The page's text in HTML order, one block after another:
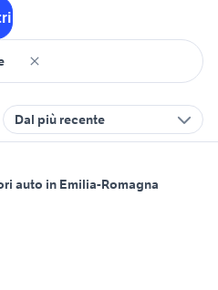
Dal più recente
auto in Emilia-Romagna